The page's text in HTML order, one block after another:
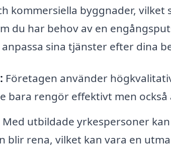
kommersiella byggnader,
du har behov av en
sina tjänster efter dina
Företagen använder
bara rengör effektivt men
Med utbildade yrkespersoner
blir rena, vilket kan vara en